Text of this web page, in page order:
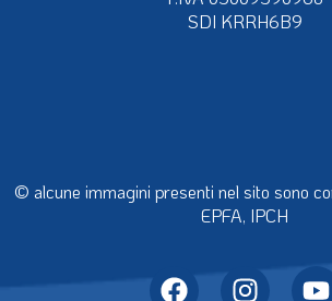
SDI KRRH6B9
© alcune immagini presenti nel sito sono
EPFA, IPCH